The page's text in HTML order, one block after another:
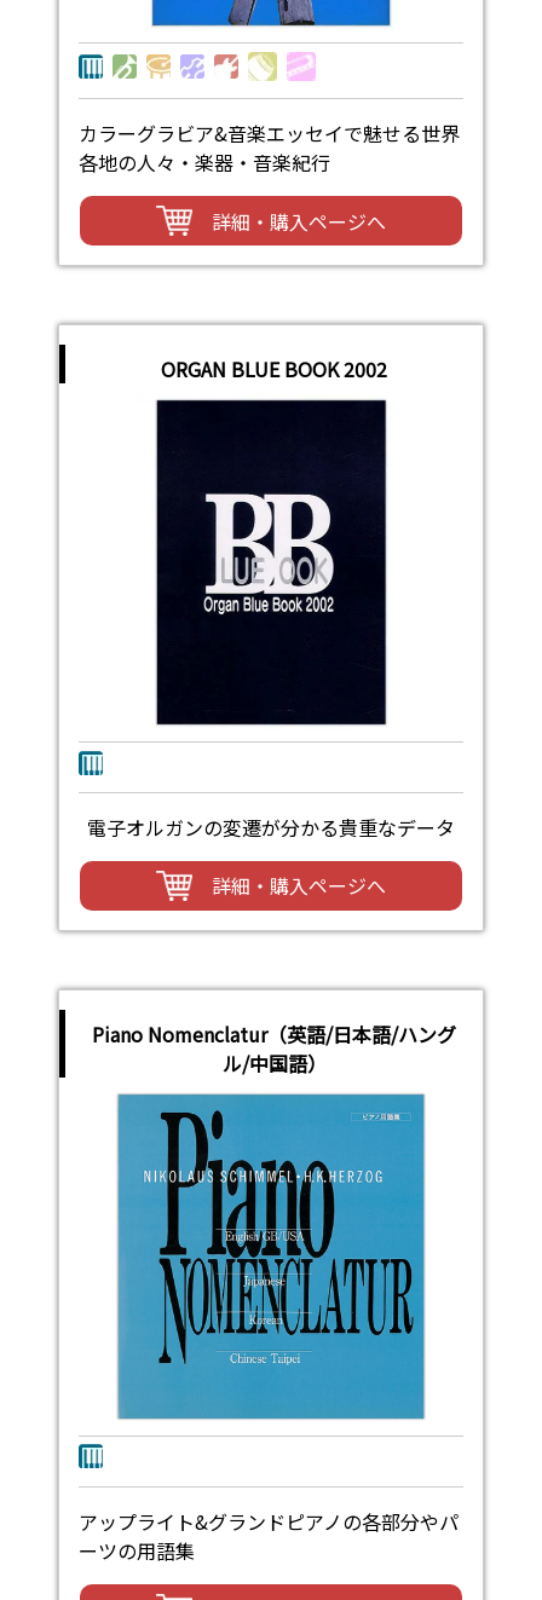
カラーグラビア&音楽エッセイで魅せる世界
各地の人々・楽器・音楽紀行
詳細・購入ページへ
ORGAN BLUE BOOK 2002
電子オルガンの変遷が分かる貴重なデータ
詳細・購入ページへ
Piano Nomenclatur（英語/日本語/ハング
ル/中国語）
アップライト&グランドピアノの各部分やパ
ーツの用語集